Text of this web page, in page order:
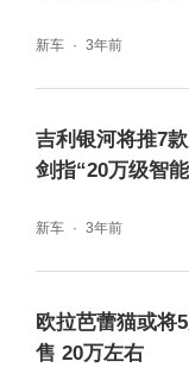
W、扭矩超
CD连续可变
这套动力底盘
华境S提供两
功率386kW，
前双叉臂、后
新车 3年前
吉利银河将推7
剑指“20万级智
新车 3年前
欧拉芭蕾猫或将
售 20万左右